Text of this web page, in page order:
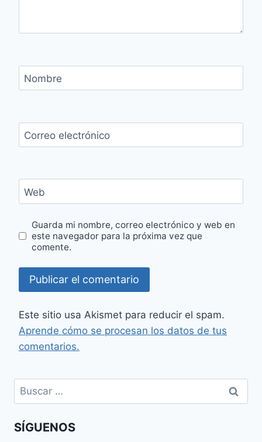
Nombre
Correo electrónico
Web
Guarda mi nombre, correo electrónico y web en
este navegador para la próxima vez que
comente.
Este sitio usa Akismet para reducir el spam.
Aprende cómo se procesan los datos de tus
comentarios.
Buscar:
SÍGUENOS